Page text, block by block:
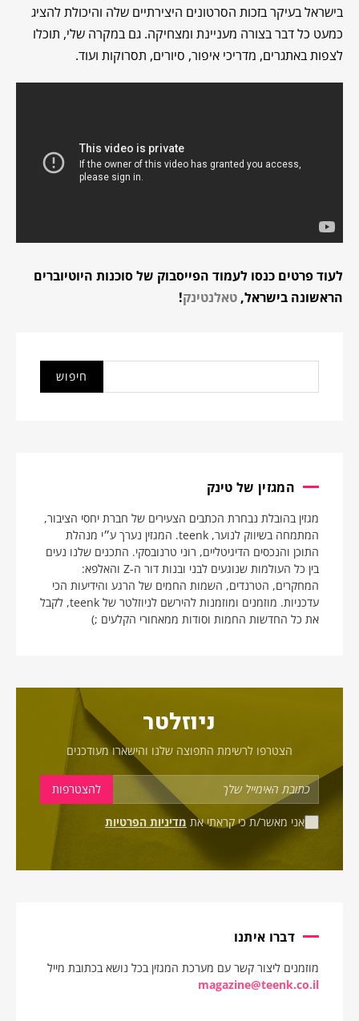
בישראל בעיקר בזכות הסרטונים היצירתיים שלה והיכולת להציג
כמעט כל דבר בצורה מעניינת ומצחיקה. גם במקרה שלי, תוכלו
לצפות באתגרים, מדריכי איפור, סיורים, תסרוקות ועוד.
לעוד פרטים כנסו לעמוד הפייסבוק של סוכנות היוטיוברים
הראשונה בישראל, טאלנטינק!
המגזין של טינק
מגזין בהובלת נבחרת הכתבים הצעירים של חברת יחסי הציבור,
המתמחה בשיווק לנוער, teenk. המגזין נערך ע״י מנהלת
התוכן והנכסים הדיגיטליים, רוני טרנובסקי. התכנים שלנו נעים
בין כל העולמות שנוגעים לבני ובנות דור ה-Z והאלפא:
המחקרים, הטרנדים, השמות החמים של הרגע והידיעות הכי
עדכניות. מוזמנים ומוזמנות להירשם לניוזלטר של teenk, לקבל
את כל החדשות החמות וסודות ממאחורי הקלעים ;)
ניוזלטר
הצטרפו לרשימת התפוצה שלנו והישארו מעודכנים
אני מאשר/ת כי קראתי את מדיניות הפרטיות
דברו איתנו
מוזמנים ליצור קשר עם מערכת המגזין בכל נושא בכתובת מייל
magazine@teenk.co.il